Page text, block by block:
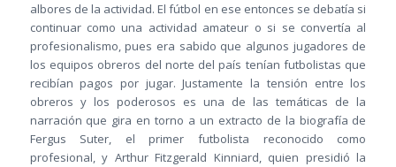
albores de la actividad. El fútbol en ese entonces se debatía si
continuar como una actividad amateur o si se convertía al
profesionalismo, pues era sabido que algunos jugadores de
los equipos obreros del norte del país tenían futbolistas que
recibían pagos por jugar. Justamente la tensión entre los
obreros y los poderosos es una de las temáticas de la
narración que gira en torno a un extracto de la biografía de
Fergus Suter, el primer futbolista reconocido como
profesional, y Arthur Fitzgerald Kinniard, quien presidió la